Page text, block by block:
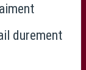
durement